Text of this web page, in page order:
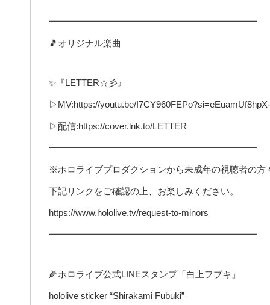
━━━━━━━━━━━━━━━━━━━━━━━
🎵オリジナル楽曲
✨『LETTER☆彡』
▷MV:https://youtu.be/
▷配信:https://cover.lnk.to/LETTER
━━━━━━━━━━━━━━━━━━━━━━━
※ホロライブプロダクションから未成年の視聴者の方
下記リンクをご確認の上、お楽しみください。
https://www.hololive.tv/request-to-minors
━━━━━━━━━━━━━━━━━━━━━━━
🌽ホロライブ公式LINEスタンプ「白上フブキ」
hololive sticker “Shirakami Fubuki”